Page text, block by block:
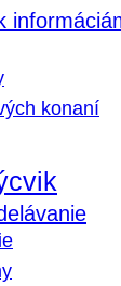
konaní